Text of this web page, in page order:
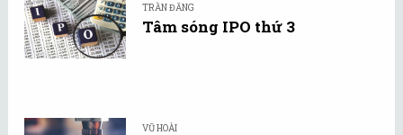
TRẦN ĐĂNG
Tâm sóng IPO thứ 3
VŨ HOÀI